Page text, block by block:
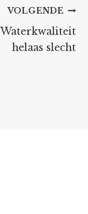
VOLGENDE
Waterkwaliteit
helaas slecht